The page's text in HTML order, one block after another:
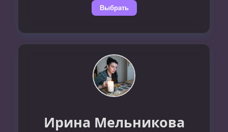
Выбрать
Ирина Мельникова